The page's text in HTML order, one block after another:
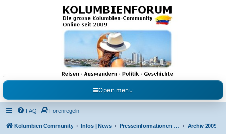
Kolumbienforum - Das
grosse Forum der
Freunde Kolumbiens
Reisen, Auswandern, Kultur, Politik, Geschichte und Visum in Kolumbien und Venezuela.
Austausch, Erfahrungen und Gemeinschaft im Kolumbienforum
Open menu
FAQ Forenregeln
Kolumbien Community Infos | News Presseinformationen & Neuigkeiten Archiv 2009